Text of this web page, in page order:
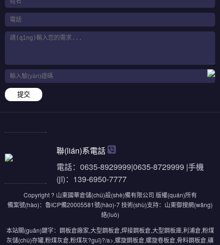
提交
聯(lián)系電話
電話：0635-8929999|0635-8729999 |手機
(jī)：139-6950-7777
Copyright ? 山東國華倉儲(chǔ)設(shè)備有限公司 版權(quán)所有
備案號(hào)： 魯ICP備20005581號(hào)-7技術(shù)支持： 山東御搜網(wǎng)
絡(luò)
本站關(guān)鍵字： 鋼板倉廠家,大型鋼板倉,焊接鋼板倉,大型鋼板庫,利浦倉,粉煤
灰儲(chǔ)存罐,粉煤灰倉,粉煤灰?guī)?/a>,螺旋鋼板倉,螺旋卷板倉,骨料鋼板倉,礦